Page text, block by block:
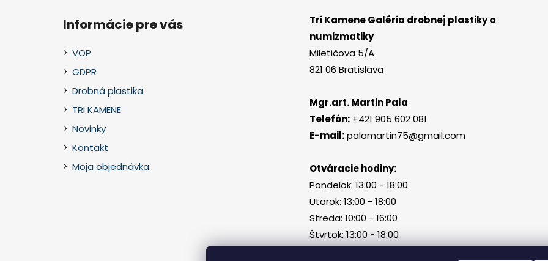
Informácie pre vás
VOP
GDPR
Drobná plastika
TRI KAMENE
Novinky
Kontakt
Moja objednávka
Tri Kamene Galéria drobnej plastiky a
numizmatiky
Miletičova 5/A
821 06 Bratislava
Mgr.art. Martin Pala
Telefón: +421 905 602 081
E-mail: palamartin75@gmail.com
Otváracie hodiny:
Pondelok: 13:00 - 18:00
Utorok: 13:00 - 18:00
Streda: 10:00 - 16:00
Štvrtok: 13:00 - 18:00